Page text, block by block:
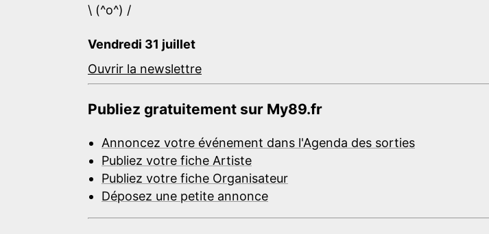
\ (^o^) /
Vendredi 31 juillet
Ouvrir la newslettre
Publiez gratuitement sur My89.fr
Annoncez votre événement dans l'Agenda des sorties
Publiez votre fiche Artiste
Publiez votre fiche Organisateur
Déposez une petite annonce